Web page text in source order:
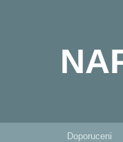
Doporuceni